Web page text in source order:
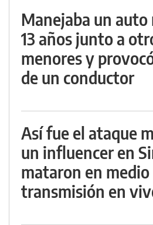
Manejaba un auto
13 años junto a
menores y
de un conductor
Así fue el ataque
un influencer en
mataron en medio
transmisión en